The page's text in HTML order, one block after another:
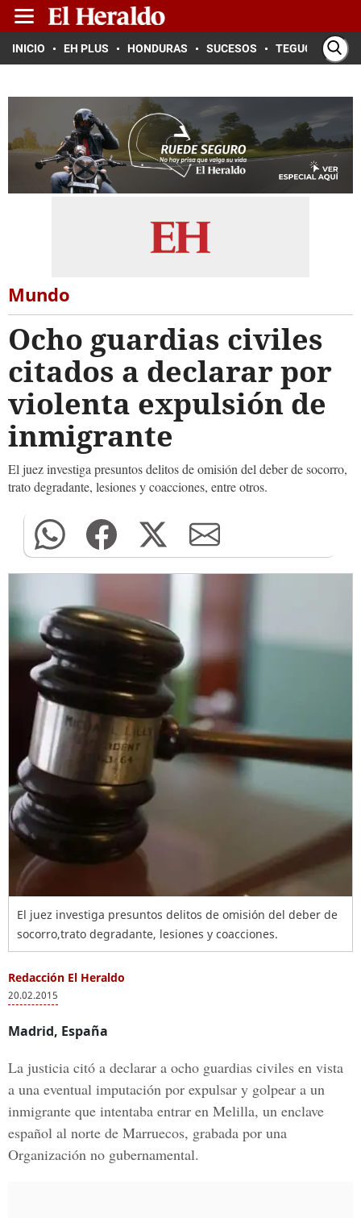
INICIO EH PLUS HONDURAS SUCESOS TEGUCIGALPA
Mundo
Ocho guardias civiles
citados a declarar por
violenta expulsión de
inmigrante
El juez investiga presuntos delitos de omisión del deber de socorro,
trato degradante, lesiones y coacciones, entre otros.
El juez investiga presuntos delitos de omisión del deber de
socorro,trato degradante, lesiones y coacciones.
Redacción El Heraldo
20.02.2015
Madrid, España
La justicia citó a declarar a ocho guardias civiles en vista
a una eventual imputación por expulsar y golpear a un
inmigrante que intentaba entrar en Melilla, un enclave
español al norte de Marruecos, grabada por una
Organización no gubernamental.